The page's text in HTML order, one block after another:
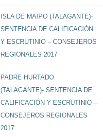
ISLA DE MAIPO (TALAGANTE)-
SENTENCIA DE CALIFICACIÓN
Y ESCRUTINIO – CONSEJEROS
REGIONALES 2017
PADRE HURTADO
(TALAGANTE)- SENTENCIA DE
CALIFICACIÓN Y ESCRUTINIO –
CONSEJEROS REGIONALES
2017